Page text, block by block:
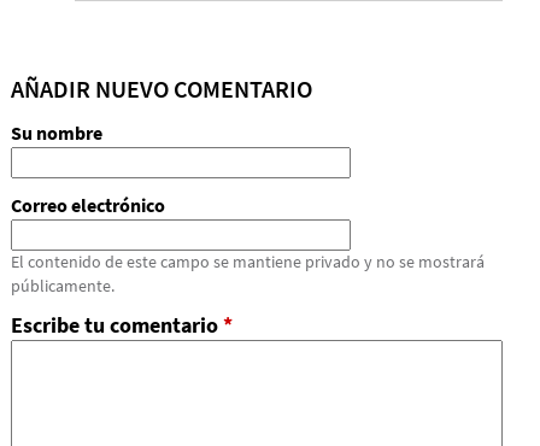
AÑADIR NUEVO COMENTARIO
Su nombre
Correo electrónico
El contenido de este campo se mantiene privado y no se mostrará
públicamente.
Escribe tu comentario*